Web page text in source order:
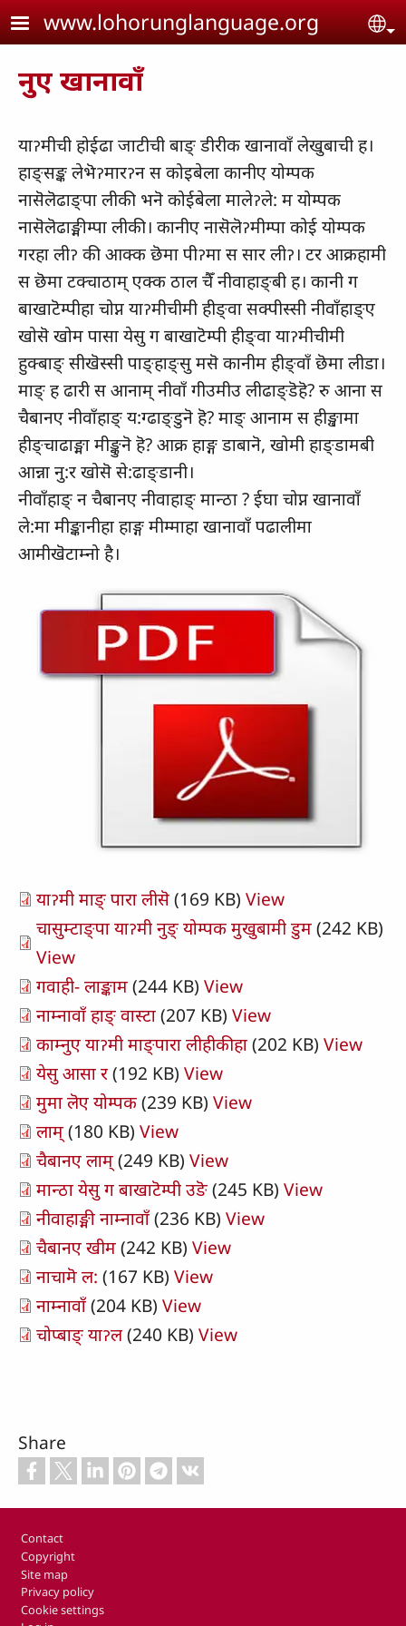
Skip to main content
www.lohorunglanguage.org
नुए खानावाँ
याॽमीची होईढा जाटीची बाङ् डीरीक खानावाँ लेखुबाची ह।
हाङ्सङ्क लेभॆॽमारॽन स कोइबेला कानीए योम्पक
नासॆलॆढाङ्पा लीकी भनॆ कोईबेला मालेॽले: म योम्पक
नासॆलॆढाङ्मीम्पा लीकी। कानीए नासॆलॆॽमीम्पा कोई योम्पक
गरहा लीॽ की आक्क छॆमा पीॽमा स सार लीॽ। टर आक्रहामी
स छॆमा टक्चाठाम् एक्क ठाल चैँ नीवाहाङ्बी ह। कानी ग
बाखाटॆम्पीहा चोप्न याॽमीचीमी हीङ्वा सक्पीस्सी नीवाँहाङ्ए
खोसॆ खोम पासा येसु ग बाखाटॆम्पी हीङ्वा याॽमीचीमी
हुक्बाङ् सीखॆस्सी पाङ्हाङ्सु मसॆ कानीम हीङ्वाँ छॆमा लीडा।
माङ् ह ढारी स आनाम् नीवाँ गीउमीउ लीढाङ्डॆहॆ? रु आना स
चैबानए नीवाँहाङ् य:ग्ढाङ्डुनॆ हॆ? माङ् आनाम स हीङ्खामा
हीङ्चाढाङ्मा मीङ्कुनॆ हॆ? आक्र हाङ्ग डाबानॆ, खोमी हाङ्डामबी
आन्ना नु:र खोसॆ से:ढाङ्डानी।
नीवाँहाङ् न चैबानए नीवाहाङ् मान्ठा ? ईघा चोप्न खानावाँ
ले:मा मीङ्कानीहा हाङ्ग मीम्माहा खानावाँ पढालीमा
आमीखॆटाम्नो है।
याॽमी माङ् पारा लीसॆ(169 KB) View
चासुम्टाङ्पा याॽमी नुङ् योम्पक मुखुबामी डुम(242 KB)
View
गवाही- लाङ्काम(244 KB) View
नाम्नावाँ हाङ् वास्टा(207 KB) View
काम्नुए याॽमी माङ्पारा लीहीकीहा(202 KB) View
येसु आसा र(192 KB) View
मुमा लॆए योम्पक(239 KB) View
लाम्(180 KB) View
चैबानए लाम्(249 KB) View
मान्ठा येसु ग बाखाटॆम्पी उङॆ(245 KB) View
नीवाहाङ्मी नाम्नावाँ(236 KB) View
चैबानए खीम(242 KB) View
नाचामॆ ल: (167 KB) View
नाम्नावाँ(204 KB) View
चोप्बाङ् याॽल(240 KB) View
Share
Footer
Contact
Copyright
Site map
Privacy policy
Cookie settings